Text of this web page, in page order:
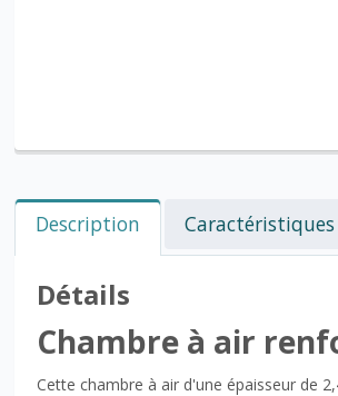
Description Caractéristiques
Détails
Chambre à air
Cette chambre à air d'une épaisseur de